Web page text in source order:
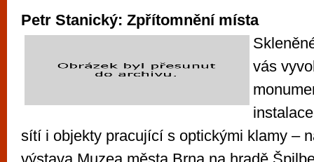
Petr Stanický: Zpřítomnění místa
vás
sítí i objekty pracující s optickými klamy –
metropoli naleznete širokou nabídku her
po moderní automaty jak pro pravidelné
příležitostné hráče. V...